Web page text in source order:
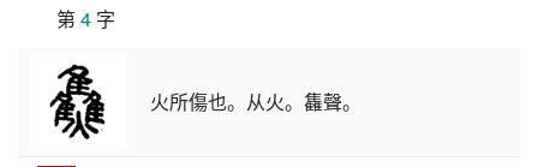
第 4 字
火所傷也。从火。雥聲。